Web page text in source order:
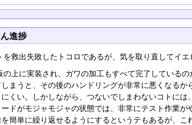
進捗
を救出失敗したトコロであるが、気を取り直してイエ
の上に実装され、ガワの加工もすべて完了している
まうと、その後のハンドリングが非常に悪くなる
くい。しかしながら、つないでしまわないコトに
ドがモジャモジャの状態では、非常にテスト作業
簡単に繰り返せるようにするというテもあるが、